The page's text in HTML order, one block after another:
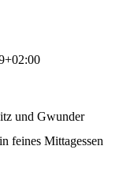
und Gwunder
feines Mittagessen